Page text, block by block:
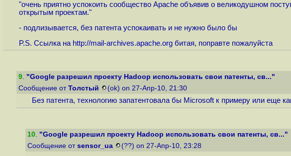
"очень приятно успокоить сообщество Apache объявив о великодушном
открытым проектам."
- подлизывается, без патента успокаивать и не нужно было бы
P.S. Ссылка на http://mail-archives.apache.orgбитая, поправте пожалуйста
9. "Google разрешил проекту Hadoop использовать свои патенты, св..."
Сообщение от Толстый (ok) on 27-Апр-10, 21:30
Без патента, технологию запатентовала бы Microsoft к примеру или еще
10. "Google разрешил проекту Hadoop использовать свои патенты, св..."
Сообщение от sensor_ua (??) on 27-Апр-10, 23:28